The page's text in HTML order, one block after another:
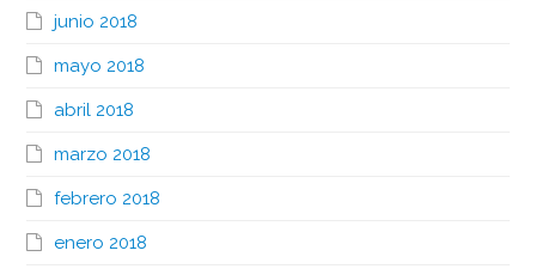
junio 2018
mayo 2018
abril 2018
marzo 2018
febrero 2018
enero 2018